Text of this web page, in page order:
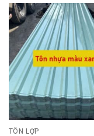
TÔN LỢP